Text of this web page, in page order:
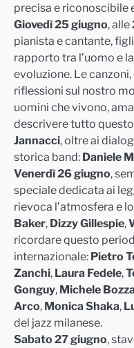
precisa e riconoscibile
Giovedì 25 giugno, alle
pianista e cantante,
rapporto tra l’uomo e
evoluzione. Le
riflessioni sul nostro
uomini che vivono,
descrivere tutto
Jannacci, oltre ai
storica band: Daniele
Venerdì 26 giugno,
speciale dedicata ai
rievoca l’atmosfera e
Baker, Dizzy Gillespie,
ricordare questo
internazionale: Pietro
Zanchi, Laura Fedele,
Gonguy, Michele
Arco, Monica Shaka,
del jazz milanese.
Sabato 27 giugno,